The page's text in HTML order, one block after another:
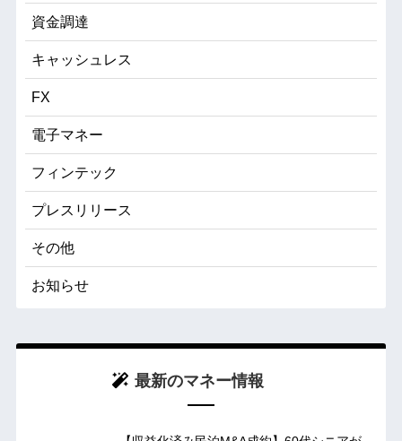
資金調達
キャッシュレス
FX
電子マネー
フィンテック
プレスリリース
その他
お知らせ
最新のマネー情報